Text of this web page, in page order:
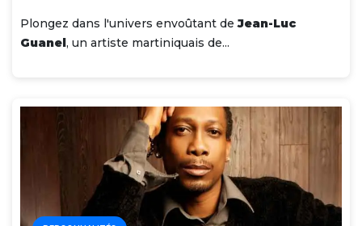
Plongez dans l'univers envoûtant deJean-Luc
Guanel, un artiste martiniquais de...